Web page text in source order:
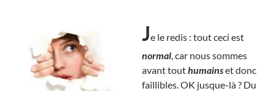
Je le redis : tout ceci est
normal , car nous sommes
avant touthumainset donc
faillibles. OK jusque-là ? Du